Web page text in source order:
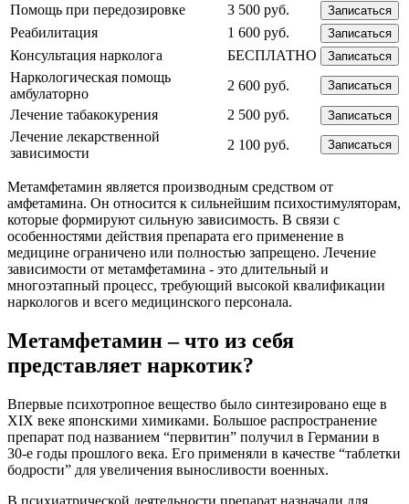
Помощь при передозировке 3 500 руб. Записаться
Реабилитация 1 600 руб. Записаться
Консультация нарколога БЕСПЛАТНО Записаться
Наркологическая помощь
амбулаторно
2 600 руб. Записаться
Лечение табакокурения 2 500 руб. Записаться
Лечение лекарственной
зависимости
2 100 руб. Записаться
Метамфетамин является производным средством от
амфетамина. Он относится к сильнейшим психостимуляторам,
которые формируют сильную зависимость. В связи с
особенностями действия препарата его применение в
медицине ограничено или полностью запрещено. Лечение
зависимости от метамфетамина - это длительный и
многоэтапный процесс, требующий высокой квалификации
наркологов и всего медицинского персонала.
Метамфетамин – что из себя
представляет наркотик?
Впервые психотропное вещество было синтезировано еще в
XIX веке японскими химиками. Большое распространение
препарат под названием “первитин” получил в Германии в
30-е годы прошлого века. Его применяли в качестве “таблетки
бодрости” для увеличения выносливости военных.
В психиатрической деятельности препарат назначали для